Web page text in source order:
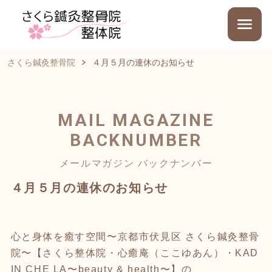
さくら鍼灸整骨院 ４月５月の連休のお知らせ
MAIL MAGAZINE
BACKNUMBER
メールマガジン バックナンバー
４月５月の連休のお知らせ
心と身体を癒す空間〜京都市伏見区 さくら鍼灸整骨
院〜【さくら整体院・心癒庵（ここゆあん）・KAD
IN CHE LA〜beauty & health〜】の